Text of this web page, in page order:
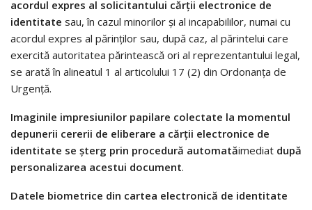
acordul expres al solicitantului cărţii electronice de
identitate sau, în cazul minorilor şi al incapabililor, numai cu
acordul expres al părinţilor sau, după caz, al părintelui care
exercită autoritatea părintească ori al reprezentantului legal,
se arată în alineatul 1 al articolului 17 (2) din Ordonanţa de
Urgenţă.
Imaginile impresiunilor papilare colectate la momentul
depunerii cererii de eliberare a cărţii electronice de
identitate se şterg prin procedură automatăimediat după
personalizarea acestui document.
Datele biometrice din cartea electronică de identitate